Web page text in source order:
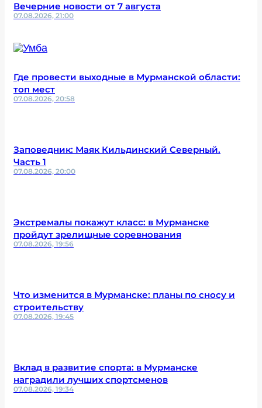
Вечерние новости от 7 августа
07.08.2026, 21:00
Где провести выходные в Мурманской области:
топ мест
07.08.2026, 20:58
Заповедник: Маяк Кильдинский Северный.
Часть 1
07.08.2026, 20:00
Экстремалы покажут класс: в Мурманске
пройдут зрелищные соревнования
07.08.2026, 19:56
Что изменится в Мурманске: планы по сносу и
строительству
07.08.2026, 19:45
Вклад в развитие спорта: в Мурманске
наградили лучших спортсменов
07.08.2026, 19:34